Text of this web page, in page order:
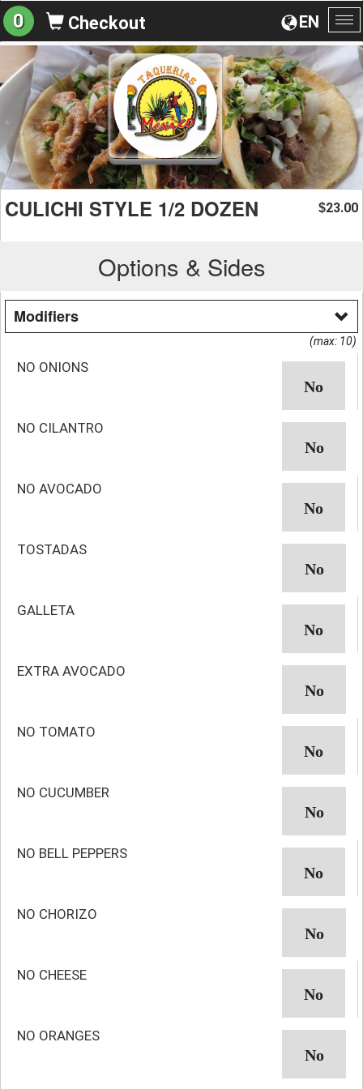
EN
0 Checkout
CULICHI STYLE 1/2 DOZEN $23.00
Options & Sides
Modifiers
(max: 10)
NO ONIONS
NO CILANTRO
NO AVOCADO
TOSTADAS
GALLETA
EXTRA AVOCADO
NO TOMATO
NO CUCUMBER
NO BELL PEPPERS
NO CHORIZO
NO CHEESE
NO ORANGES